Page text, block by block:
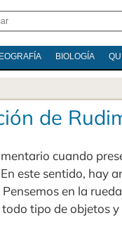
BIOLOGÍA
de
cuando
este sentido, hay
en la
todo tipo de objetos